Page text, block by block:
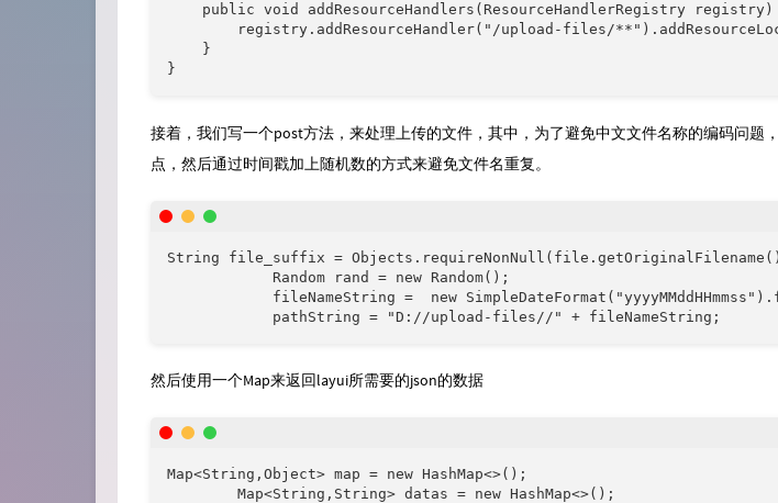
public void addResourceHandlers(ResourceHandlerRegistry registry) {
registry.addResourceHandler("/upload-files/
    }
}
接着，我们写一个post方法，来处理上传的文件，其中，为了避免中文文件名称的编码问题
点，然后通过时间戳加上随机数的方式来避免文件名重复。
String file_suffix =
            Random rand = new Random();
fileNameString =  new
            pathString = "D://upload-files//" + fileNameString;
然后使用一个Map来返回layui所需要的json的数据
Map<String,Object> map = new HashMap<>();
        Map<String,String> datas = new HashMap<>();